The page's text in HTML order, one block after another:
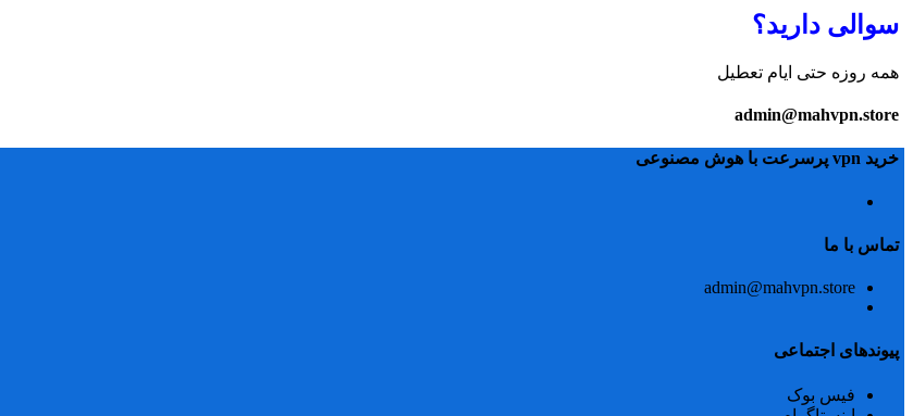
سوالی دارید؟
همه روزه حتی ایام تعطیل
admin@mahvpn.store
خرید vpn پرسرعت با هوش مصنوعی
تماس با ما
admin@mahvpn.store
پیوندهای اجتماعی
فیس بوک